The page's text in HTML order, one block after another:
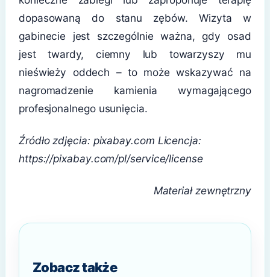
dopasowaną do stanu zębów. Wizyta w
gabinecie jest szczególnie ważna, gdy osad
jest twardy, ciemny lub towarzyszy mu
nieświeży oddech – to może wskazywać na
nagromadzenie kamienia wymagającego
profesjonalnego usunięcia.
Źródło zdjęcia: pixabay.com Licencja:
https://pixabay.com/pl/service/license
Materiał zewnętrzny
Zobacz także